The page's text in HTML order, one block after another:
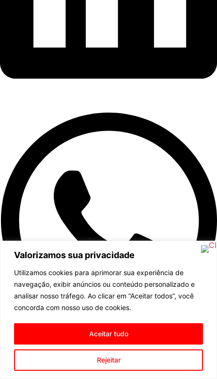
Valorizamos sua privacidade
Utilizamos cookies para aprimorar sua experiência de
navegação, exibir anúncios ou conteúdo personalizado e
analisar nosso tráfego. Ao clicar em “Aceitar todos”, você
concorda com nosso uso de cookies.
Rejeitar
Aceitar tudo